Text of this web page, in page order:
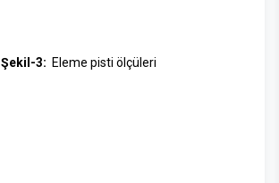
Şekil-3: Eleme pisti ölçüleri